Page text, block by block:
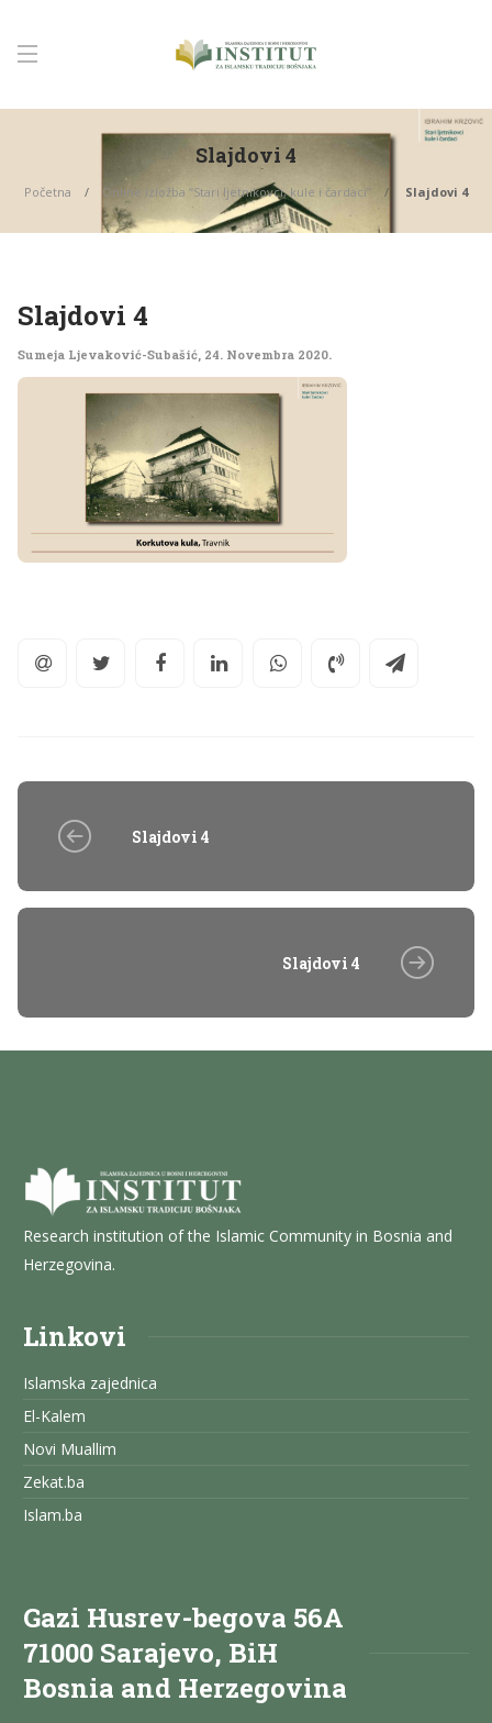
Slajdovi 4
Početna Online izložba “Stari ljetnikovci, kule i čardaci” Slajdovi 4
Slajdovi 4
Sumeja Ljevaković-Subašić, 24. Novembra 2020.
Slajdovi 4
Slajdovi 4
Research institution of the Islamic Community in Bosnia and
Herzegovina.
Linkovi
Islamska zajednica
El-Kalem
Novi Muallim
Zekat.ba
Islam.ba
Gazi Husrev-begova 56A
71000 Sarajevo, BiH
Bosnia and Herzegovina